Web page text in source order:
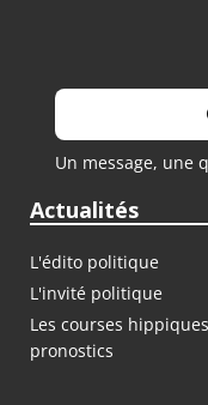
Un message, une
Actualités
L'édito politique
L'invité politique
Les courses
pronostics